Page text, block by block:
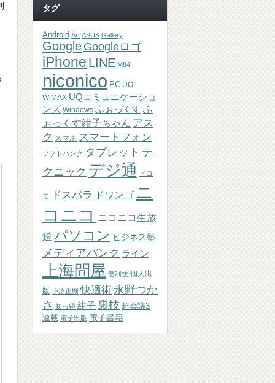
タグ
Android Art ASUS Gallery
Google Googleロゴ
iPhone LINE M84
niconico PC UQ
WiMAX UQコミュニケーショ
ンズ Windows ふぉっくす ふ
ぉっくす紺子ちゃん アス
ク スマホ スマートフォン
ソフトバンク タブレット テ
クニック デジ通 ドコ
モ ドスパラ ドワンゴ ニ
コニコ ニコニコ生放
送 パソコン ビジネス塾
メディアバンク ライン
上海問屋 便利技 個人出
版 小沼正則 快適術 永野つか
さ 知っ得 紺子 裏技 超会議3
連載 電子出版 電子書籍